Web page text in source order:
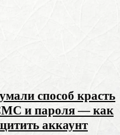
способ красть
и пароля — как
аккаунт